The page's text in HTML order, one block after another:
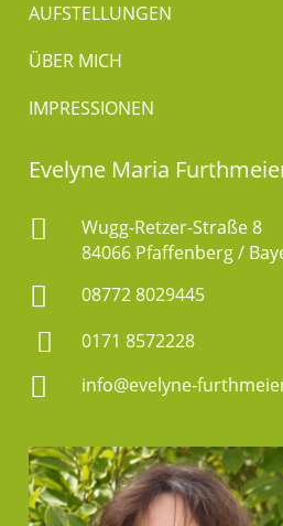
AUFSTELLUNGEN
ÜBER MICH
IMPRESSIONEN
Evelyne Maria

Wugg-Retzer-Straße 8
84066 Pfaffenberg /
 08772 8029445
 0171 8572228
 info@evelyne-